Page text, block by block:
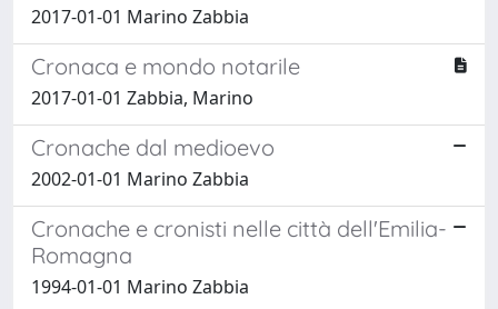
2017-01-01 Marino Zabbia
Cronaca e mondo notarile
2017-01-01 Zabbia, Marino
Cronache dal medioevo
2002-01-01 Marino Zabbia
Cronache e cronisti nelle città dell'Emilia-
Romagna
1994-01-01 Marino Zabbia